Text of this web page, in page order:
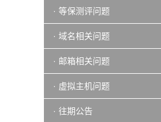
· 等保测评问题
· 域名相关问题
· 邮箱相关问题
· 虚拟主机问题
· 往期公告